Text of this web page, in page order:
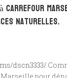
Carrefour
naturelles.
dscn3333/